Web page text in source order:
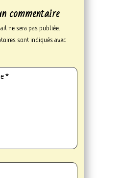
commentaire
ne sera pas publiée.
sont indiqués avec